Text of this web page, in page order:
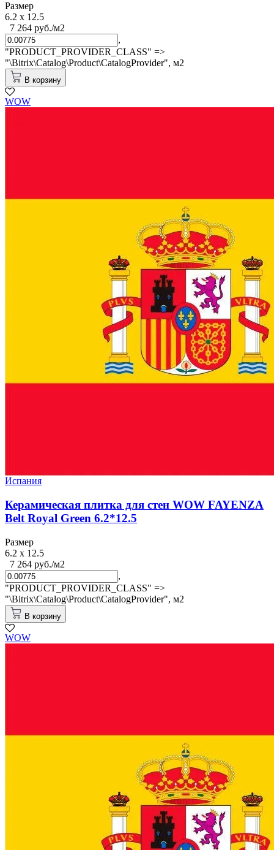
Размер
6.2 x 12.5
7 264 руб./м2
,
"PRODUCT_PROVIDER_CLASS" =>
"\Bitrix\Catalog\Product\CatalogProvider", м2
В корзину
WOW
Испания
Керамическая плитка для стен WOW FAYENZA
Belt Royal Green 6.2*12.5
Размер
6.2 x 12.5
7 264 руб./м2
,
"PRODUCT_PROVIDER_CLASS" =>
"\Bitrix\Catalog\Product\CatalogProvider", м2
В корзину
WOW